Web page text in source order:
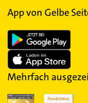
App von Gelbe
Mehrfach